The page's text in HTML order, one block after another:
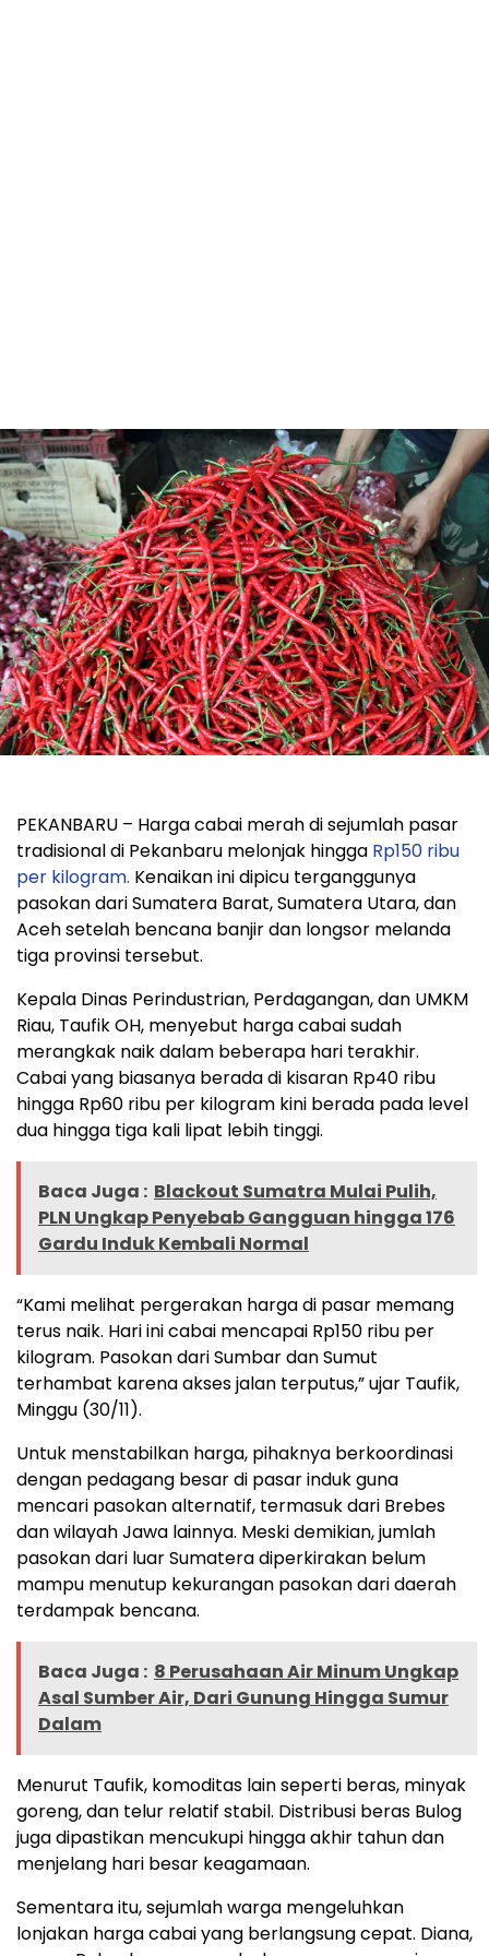
PEKANBARU – Harga cabai merah di sejumlah pasar
tradisional di Pekanbaru melonjak hingga Rp150 ribu
per kilogram. Kenaikan ini dipicu terganggunya
pasokan dari Sumatera Barat, Sumatera Utara, dan
Aceh setelah bencana banjir dan longsor melanda
tiga provinsi tersebut.
Kepala Dinas Perindustrian, Perdagangan, dan UMKM
Riau, Taufik OH, menyebut harga cabai sudah
merangkak naik dalam beberapa hari terakhir.
Cabai yang biasanya berada di kisaran Rp40 ribu
hingga Rp60 ribu per kilogram kini berada pada level
dua hingga tiga kali lipat lebih tinggi.
Baca Juga : Blackout Sumatra Mulai Pulih,
PLN Ungkap Penyebab Gangguan hingga 176
Gardu Induk Kembali Normal
“Kami melihat pergerakan harga di pasar memang
terus naik. Hari ini cabai mencapai Rp150 ribu per
kilogram. Pasokan dari Sumbar dan Sumut
terhambat karena akses jalan terputus,” ujar Taufik,
Minggu (30/11).
Untuk menstabilkan harga, pihaknya berkoordinasi
dengan pedagang besar di pasar induk guna
mencari pasokan alternatif, termasuk dari Brebes
dan wilayah Jawa lainnya. Meski demikian, jumlah
pasokan dari luar Sumatera diperkirakan belum
mampu menutup kekurangan pasokan dari daerah
terdampak bencana.
Baca Juga : 8 Perusahaan Air Minum Ungkap
Asal Sumber Air, Dari Gunung Hingga Sumur
Dalam
Menurut Taufik, komoditas lain seperti beras, minyak
goreng, dan telur relatif stabil. Distribusi beras Bulog
juga dipastikan mencukupi hingga akhir tahun dan
menjelang hari besar keagamaan.
Sementara itu, sejumlah warga mengeluhkan
lonjakan harga cabai yang berlangsung cepat. Diana,